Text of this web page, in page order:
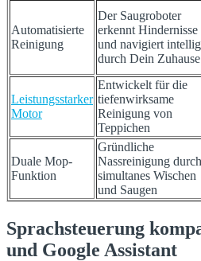
Automatisierte
Reinigung
Der Saugroboter
erkennt Hindernisse
und navigiert
durch Dein Zuhause
Leistungsstarker
Motor
Entwickelt für die
tiefenwirksame
Reinigung von
Teppichen
Duale Mop-
Funktion
Gründliche
Nassreinigung durch
simultanes Wischen
und Saugen
Sprachsteuerung
und Google Assistant